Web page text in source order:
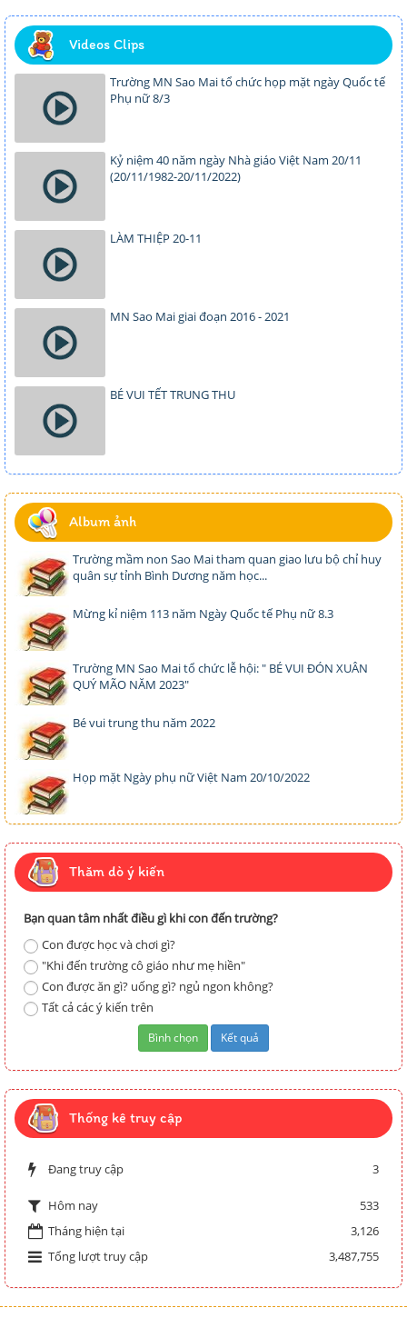
Videos Clips
Trường MN Sao Mai tổ chức họp mặt ngày Quốc tế
Phụ nữ 8/3
Kỷ niệm 40 năm ngày Nhà giáo Việt Nam 20/11
(20/11/1982-20/11/2022)
LÀM THIỆP 20-11
MN Sao Mai giai đoạn 2016 - 2021
BÉ VUI TẾT TRUNG THU
Album ảnh
Trường mầm non Sao Mai tham quan giao lưu bộ chỉ huy
quân sự tỉnh Bình Dương năm học...
Mừng kỉ niệm 113 năm Ngày Quốc tế Phụ nữ 8.3
Trường MN Sao Mai tổ chức lễ hội: " BÉ VUI ĐÓN XUÂN
QUÝ MÃO NĂM 2023"
Bé vui trung thu năm 2022
Họp mặt Ngày phụ nữ Việt Nam 20/10/2022
Thăm dò ý kiến
Bạn quan tâm nhất điều gì khi con đến trường?
Con được học và chơi gì?
"Khi đến trường cô giáo như mẹ hiền"
Con được ăn gì? uống gì? ngủ ngon không?
Tất cả các ý kiến trên
Thống kê truy cập
Đang truy cập 3
Hôm nay
533
Tháng hiện tại
3,126
Tổng lượt truy cập
3,487,755